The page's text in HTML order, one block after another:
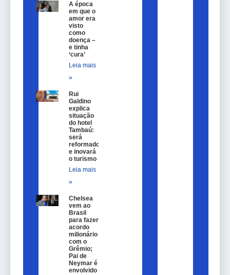
A época
em que o
amor era
visto
como
doença –
e tinha
‘cura’
Leia mais
»
Rui
Galdino
explica
situação
do hotel
Tambaú:
será
reformado
e inovará
o turismo
Leia mais
»
Chelsea
vem ao
Brasil
para fazer
acordo
milionário
com o
Grêmio;
Pai de
Neymar é
envolvido